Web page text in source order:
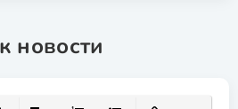
к новости